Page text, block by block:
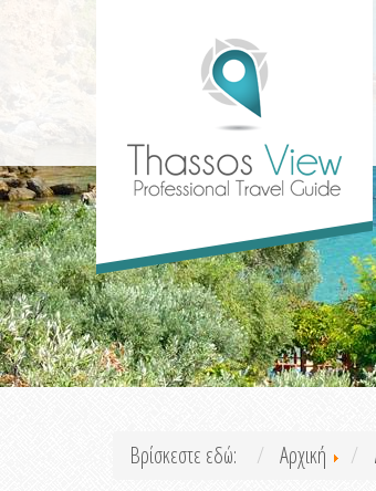
Βρίσκεστε εδώ: Αρχική